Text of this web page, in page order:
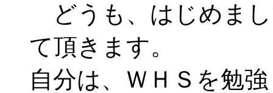
どうも、はじめま
て頂きます。
自分は、ＷＨＳを勉